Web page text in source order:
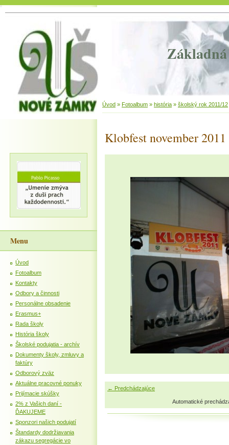
Základná
Úvod » Fotoalbum » história » školský rok 2011/12
Klobfest november 2011
← Predchádzajúce
Automatické
Menu
Úvod
Fotoalbum
Kontakty
Odbory a činnosti
Personálne obsadenie
Erasmus+
Rada školy
História školy
Školské podujatia - archív
Dokumenty školy, zmluvy a
faktúry
Odborový zväz
Aktuálne pracovné ponuky
Prijímacie skúšky
2% z Vašich daní -
ĎAKUJEME
Sponzori našich podujatí
Štandardy dodržiavania
zákazu segregácie vo